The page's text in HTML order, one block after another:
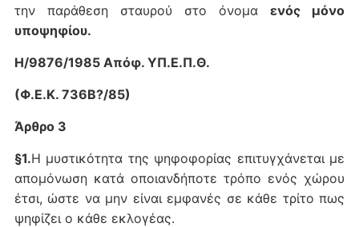
την παράθεση σταυρού στο όνομαενός μόνο
υποψηφίου.
Η/9876/1985 Απόφ. ΥΠ.Ε.Π.Θ.
(Φ.Ε.Κ. 736Β?/85)
Άρθρο 3
§1.Η μυστικότητα της ψηφοφορίας επιτυγχάνεται με
απομόνωση κατά οποιανδήποτε τρόπο ενός χώρου
έτσι, ώστε να μην είναι εμφανές σε κάθε τρίτο πως
ψηφίζει ο κάθε εκλογέας.